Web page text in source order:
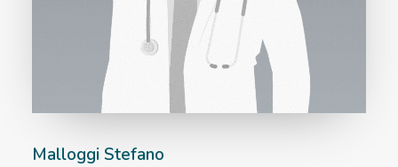
Malloggi Stefano